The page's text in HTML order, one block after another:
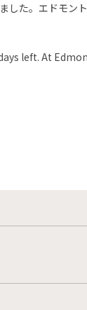
した。エドモン
left. At